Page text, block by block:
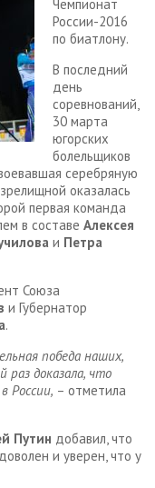
Чемпионат
России-2016
по биатлону.
В последний
день
соревнований,
30 марта
югорских
болельщиков
серебряную
оказалась
первая команда
в составе Алексея
и Петра
Союза
и Губернатор
.
победа наших,
раз доказала, что
России, – отметила
Путин добавил, что
и уверен, что у